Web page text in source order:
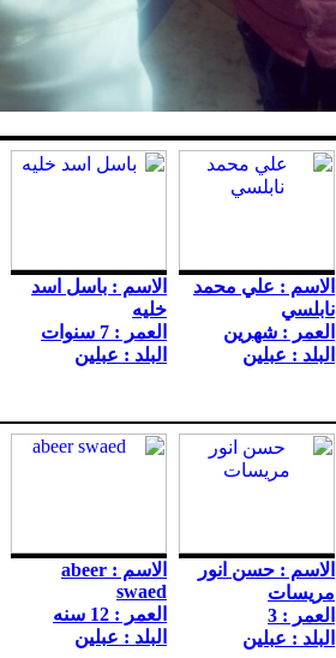
الاسم : علي محمد
نابلسي
العمر : شهرين
البلد : عبلين
الاسم : باسل اسد
خليه
العمر : 7 سنوات
البلد : عبلين
الاسم : حسن انور
مريسات
العمر : 3
البلد : عبلين
الاسم : abeer
swaed
العمر : 12 سنه
البلد : عبلين